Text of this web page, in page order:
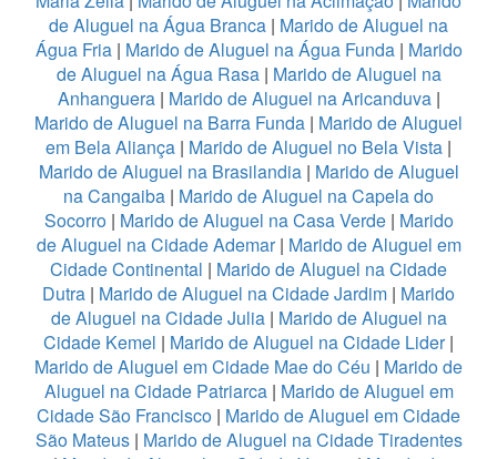
de Aluguel na Água Branca | Marido de Aluguel na
Água Fria| Marido de Aluguel na Água Funda| Marido
de Aluguel na Água Rasa | Marido de Aluguel na
Anhanguera| Marido de Aluguel na Aricanduva|
Marido de Aluguel na Barra Funda | Marido de Aluguel
em Bela Aliança | Marido de Aluguel no Bela Vista |
Marido de Aluguel na Brasilandia| Marido de Aluguel
na Cangaiba | Marido de Aluguel na Capela do
Socorro | Marido de Aluguel na Casa Verde| Marido
de Aluguel na Cidade Ademar| Marido de Aluguel em
Cidade Continental | Marido de Aluguel na Cidade
Dutra | Marido de Aluguel na Cidade Jardim | Marido
de Aluguel na Cidade Julia | Marido de Aluguel na
Cidade Kemel | Marido de Aluguel na Cidade Lider|
Marido de Aluguel em Cidade Mae do Céu | Marido de
Aluguel na Cidade Patriarca| Marido de Aluguel em
Cidade São Francisco | Marido de Aluguel em Cidade
São Mateus| Marido de Aluguel na Cidade Tiradentes